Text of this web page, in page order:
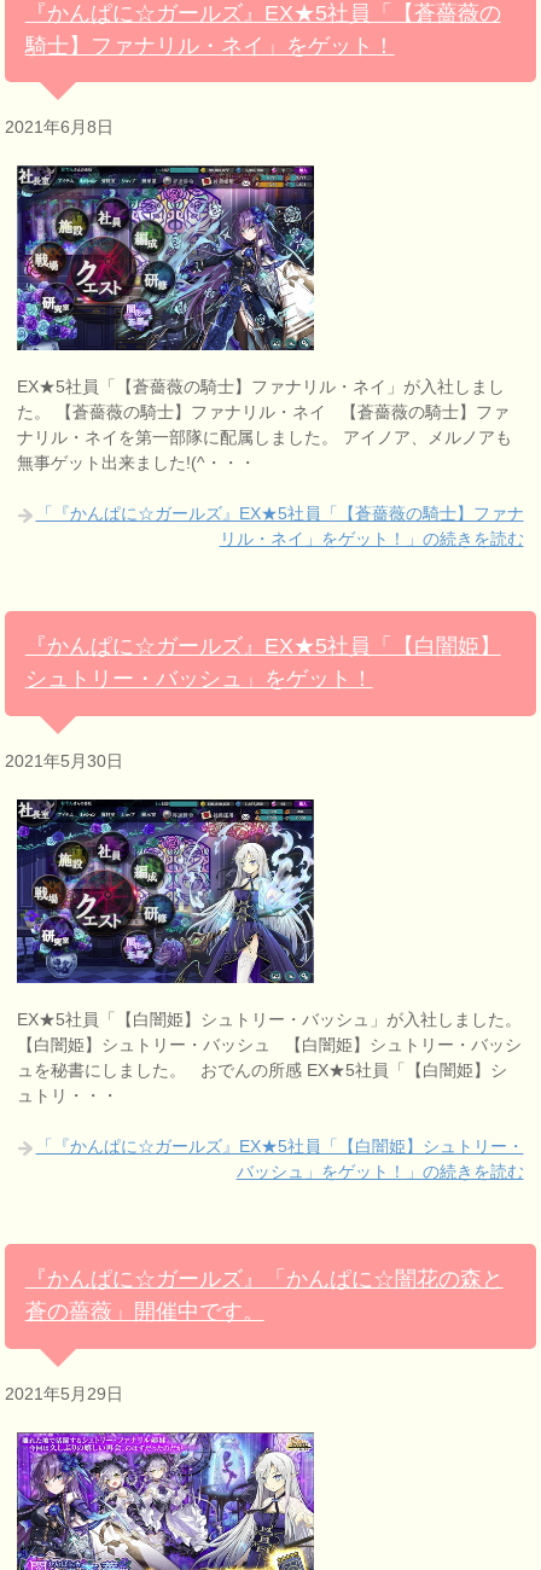
『かんぱに☆ガールズ』EX★5社員「【蒼薔薇の
騎士】ファナリル・ネイ」をゲット！
2021年6月8日
EX★5社員「【蒼薔薇の騎士】ファナリル・ネイ」が入社しまし
た。 【蒼薔薇の騎士】ファナリル・ネイ 【蒼薔薇の騎士】ファ
ナリル・ネイを第一部隊に配属しました。 アイノア、メルノアも
無事ゲット出来ました!(^・・・
「『かんぱに☆ガールズ』EX★5社員「【蒼薔薇の騎士】ファナ
リル・ネイ」をゲット！」の続きを読む
『かんぱに☆ガールズ』EX★5社員「【白闇姫】
シュトリー・バッシュ」をゲット！
2021年5月30日
EX★5社員「【白闇姫】シュトリー・バッシュ」が入社しました。
【白闇姫】シュトリー・バッシュ 【白闇姫】シュトリー・バッシ
ュを秘書にしました。 おでんの所感 EX★5社員「【白闇姫】シ
ュトリ・・・
「『かんぱに☆ガールズ』EX★5社員「【白闇姫】シュトリー・
バッシュ」をゲット！」の続きを読む
『かんぱに☆ガールズ』「かんぱに☆闇花の森と
蒼の薔薇」開催中です。
2021年5月29日